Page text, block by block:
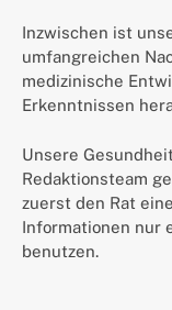
Inzwischen ist
umfangreichen
medizinische
Erkenntnissen
Unsere
Redaktionsteam
zuerst den Rat
Informationen nur
benutzen.